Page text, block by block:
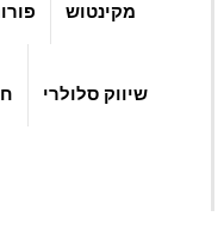
מקינטוש
שיווק סלולרי